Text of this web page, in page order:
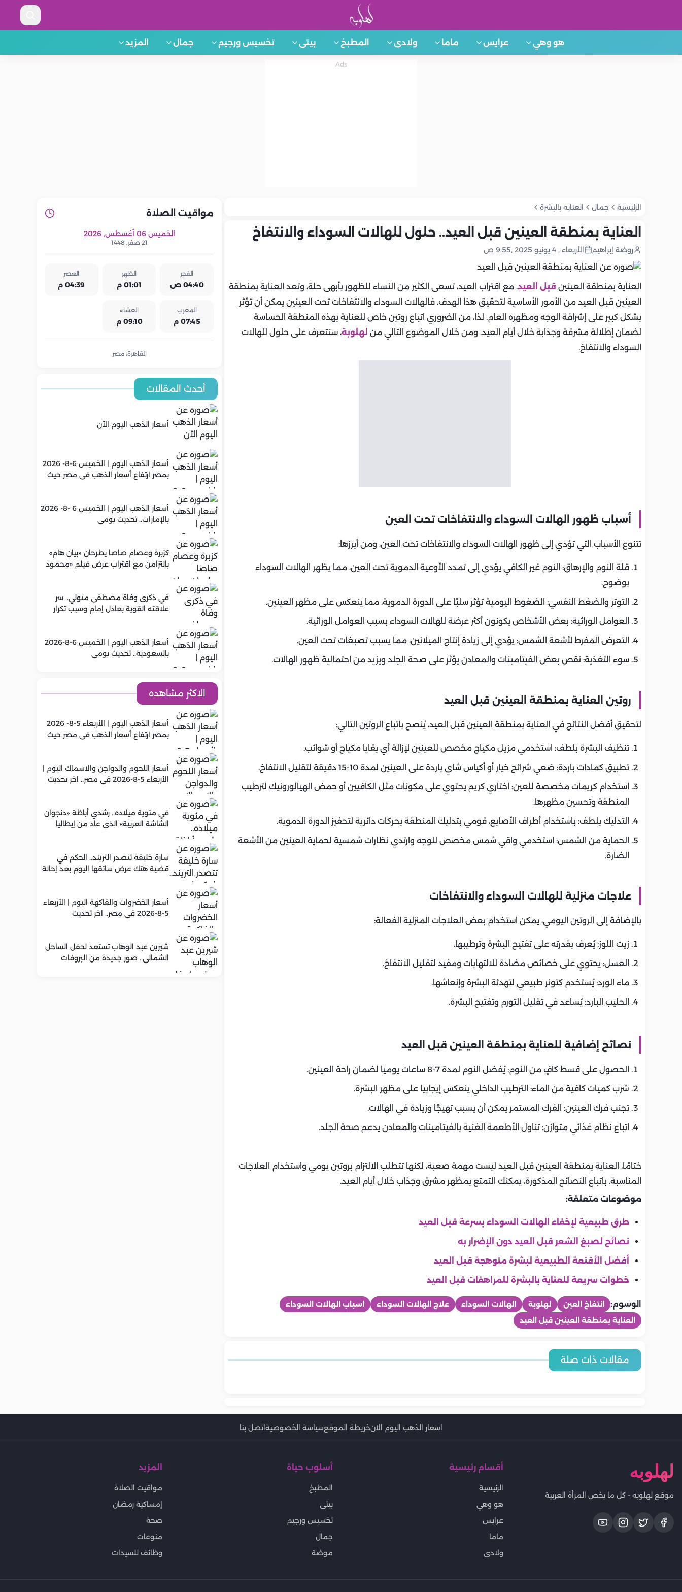
هو وهي عرايس ماما ولادى المطبخ بيتى تخسيس ورجيم جمال المزيد
الرئيسية جمال العناية بالبشرة
العناية بمنطقة العينين قبل العيد.. حلول للهالات السوداء والانتفاخ
روضة إبراهيم الأربعاء , 4 يونيو 2025 ,9:55 ص
العناية بمنطقة العينين قبل العيد. مع اقتراب العيد، تسعى الكثير من النساء للظهور بأبهى حلة، وتعد العناية بمنطقة
العينين قبل العيد من الأمور الأساسية لتحقيق هذا الهدف. فالهالات السوداء والانتفاخات تحت العينين يمكن أن تؤثر
بشكل كبير على إشراقة الوجه ومظهره العام. لذا، من الضروري اتباع روتين خاص للعناية بهذه المنطقة الحساسة
لضمان إطلالة مشرقة وجذابة خلال أيام العيد. ومن خلال الموضوع التالي من لهلوبة، سنتعرف على حلول للهالات
السوداء والانتفاخ.
أسباب ظهور الهالات السوداء والانتفاخات تحت العين
تتنوع الأسباب التي تؤدي إلى ظهور الهالات السوداء والانتفاخات تحت العين، ومن أبرزها:
قلة النوم والإرهاق: النوم غير الكافي يؤدي إلى تمدد الأوعية الدموية تحت العين، مما يظهر الهالات السوداء
بوضوح.
التوتر والضغط النفسي: الضغوط اليومية تؤثر سلبًا على الدورة الدموية، مما ينعكس على مظهر العينين.
العوامل الوراثية: بعض الأشخاص يكونون أكثر عرضة للهالات السوداء بسبب العوامل الوراثية.
التعرض المفرط لأشعة الشمس: يؤدي إلى زيادة إنتاج الميلانين، مما يسبب تصبغات تحت العين.
سوء التغذية: نقص بعض الفيتامينات والمعادن يؤثر على صحة الجلد ويزيد من احتمالية ظهور الهالات.
روتين العناية بمنطقة العينين قبل العيد
لتحقيق أفضل النتائج في العناية بمنطقة العينين قبل العيد، يُنصح باتباع الروتين التالي:
تنظيف البشرة بلطف: استخدمي مزيل مكياج مخصص للعينين لإزالة أي بقايا مكياج أو شوائب.
تطبيق كمادات باردة: ضعي شرائح خيار أو أكياس شاي باردة على العينين لمدة 10-15 دقيقة لتقليل الانتفاخ.
استخدام كريمات مخصصة للعين: اختاري كريم يحتوي على مكونات مثل الكافيين أو حمض الهيالورونيك لترطيب
المنطقة وتحسين مظهرها.
التدليك بلطف: باستخدام أطراف الأصابع، قومي بتدليك المنطقة بحركات دائرية لتحفيز الدورة الدموية.
الحماية من الشمس: استخدمي واقي شمس مخصص للوجه وارتدي نظارات شمسية لحماية العينين من الأشعة
الضارة.
علاجات منزلية للهالات السوداء والانتفاخات
بالإضافة إلى الروتين اليومي، يمكن استخدام بعض العلاجات المنزلية الفعالة:
زيت اللوز: يُعرف بقدرته على تفتيح البشرة وترطيبها.
العسل: يحتوي على خصائص مضادة للالتهابات ومفيد لتقليل الانتفاخ.
ماء الورد: يُستخدم كتونر طبيعي لتهدئة البشرة وإنعاشها.
الحليب البارد: يُساعد في تقليل التورم وتفتيح البشرة.
نصائح إضافية للعناية بمنطقة العينين قبل العيد
الحصول على قسط كافٍ من النوم: يُفضل النوم لمدة 7-8 ساعات يوميًا لضمان راحة العينين.
شرب كميات كافية من الماء: الترطيب الداخلي ينعكس إيجابيًا على مظهر البشرة.
تجنب فرك العينين: الفرك المستمر يمكن أن يسبب تهيجًا وزيادة في الهالات.
اتباع نظام غذائي متوازن: تناول الأطعمة الغنية بالفيتامينات والمعادن يدعم صحة الجلد.
ختامًا، العناية بمنطقة العينين قبل العيد ليست مهمة صعبة، لكنها تتطلب الالتزام بروتين يومي واستخدام العلاجات
المناسبة. باتباع النصائح المذكورة، يمكنك التمتع بمظهر مشرق وجذاب خلال أيام العيد.
موضوعات متعلقة:
طرق طبيعية لإخفاء الهالات السوداء بسرعة قبل العيد
نصائح لصبغ الشعر قبل العيد دون الإضرار به
أفضل الأقنعة الطبيعية لبشرة متوهجة قبل العيد
خطوات سريعة للعناية بالبشرة للمراهقات قبل العيد
الوسوم: انتفاخ العين لهلوبة الهالات السوداء علاج الهالات السوداء
اسباب الهالات السوداء
العناية بمنطقة العينين قبل العيد
مقالات ذات صلة
6 طرق آمنة لتفتيح الرقبة وتوحيد
لون البشرة
6 نصائح لتقليل مظهر المسام
الواسعة بدون علاجات مكلفة
منتجات يجب أن تكون في حقيبة
6 مكونات طبيعية في المطبخ
جمال
روتين أسبوعي لعلاج الشعر المتعب
مواقيت الصلاة
الخميس 06 أغسطس, 2026
21 صفر, 1448
الفجر
04:40 ص
الظهر
01:01 م
العصر
04:39 م
المغرب
07:45 م
العشاء
09:10 م
القاهرة، مصر
أحدث المقالات
أسعار الذهب اليوم الآن
أسعار الذهب اليوم | الخميس 6-8- 2026
بمصر ارتفاع أسعار الذهب في مصر حيث
أسعار الذهب اليوم | الخميس 6 -8- 2026
بالإمارات.. تحديث يومي
كزبرة وعصام صاصا يطرحان «بيان هام»
بالتزامن مع اقتراب عرض فيلم «محمود
في ذكرى وفاة مصطفى متولي.. سر
علاقته القوية بعادل إمام وسبب تكرار
أسعار الذهب اليوم | الخميس 6-8-2026
بالسعودية.. تحديث يومي
الاكثر مشاهده
أسعار الذهب اليوم | الأربعاء 5-8- 2026
بمصر ارتفاع أسعار الذهب في مصر حيث
أسعار اللحوم والدواجن والاسماك اليوم |
الأربعاء 5-8-2026 في مصر.. اخر تحديث
في مئوية ميلاده.. رشدي أباظة «دنجوان
الشاشة العربية» الذي عاد من إيطاليا
سارة خليفة تتصدر التريند.. الحكم في
قضية هتك عرض سائقها اليوم بعد إحالة
أسعار الخضروات والفاكهة اليوم | الأربعاء
5-8-2026 في مصر.. اخر تحديث
شيرين عبد الوهاب تستعد لحفل الساحل
الشمالي.. صور جديدة من البروفات
اسعار الذهب اليوم الانخريطة الموقعسياسة الخصوصيةاتصل بنا
لهلوبه
موقع لهلوبه - كل ما يخص المرأة العربية
أقسام رئيسية
الرئيسية
هو وهي
عرايس
ماما
ولادى
أسلوب حياة
المطبخ
بيتى
تخسيس ورجيم
جمال
موضة
المزيد
مواقيت الصلاة
إمساكية رمضان
صحة
منوعات
وظائف للسيدات